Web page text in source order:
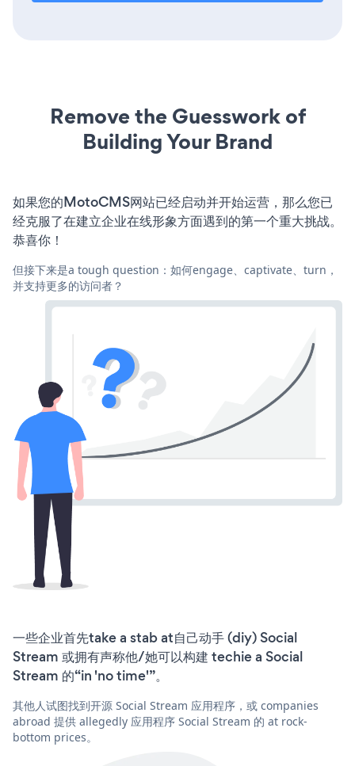
Remove the Guesswork of
Building Your Brand
如果您的MotoCMS网站已经启动并开始运营，那么您已
经克服了在建立企业在线形象方面遇到的第一个重大挑战。
恭喜你！
但接下来是a tough question：如何engage、captivate、turn，
并支持更多的访问者？
一些企业首先take a stab at自己动手 (diy) Social
Stream 或拥有声称他/她可以构建 techie a Social
Stream 的“in 'no time'”。
其他人试图找到开源 Social Stream 应用程序，或 companies
abroad 提供 allegedly 应用程序 Social Stream 的 at rock-
bottom prices。